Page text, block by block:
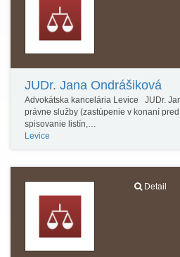
JUDr. Jana Ondrášiková
Advokátska kancelária Levice JUDr.
právne služby (zastúpenie v konaní
spisovanie listín,…
Levice
Detail